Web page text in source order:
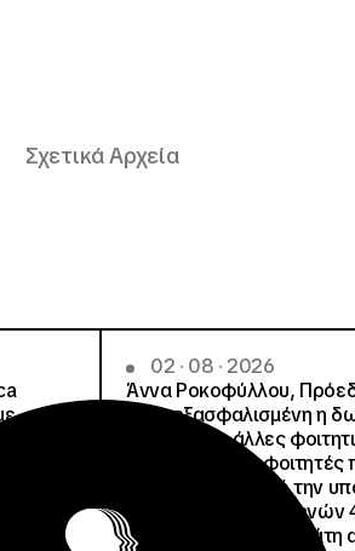
Σχετικά Αρχεία
02 · 08 · 2026
Άννα Ροκοφύλλου,
Είναι εξασφαλισμένη η
στέγαση σε άλλες
για όλους τους
μετακινηθούν από την
Φοιτητική Εστία Αθηνών
4 ψέματα για την γεμάτη